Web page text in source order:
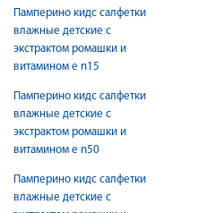
Памперино кидс салфетки
влажные детские с
экстрактом ромашки и
витамином е n15
Памперино кидс салфетки
влажные детские с
экстрактом ромашки и
витамином е n50
Памперино кидс салфетки
влажные детские с